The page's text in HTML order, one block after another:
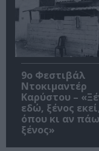
9ο Φεστιβάλ
Ντοκιμαντέρ
Καρύστου –
εδώ, ξένος
όπου κι αν πάω
ξένος»